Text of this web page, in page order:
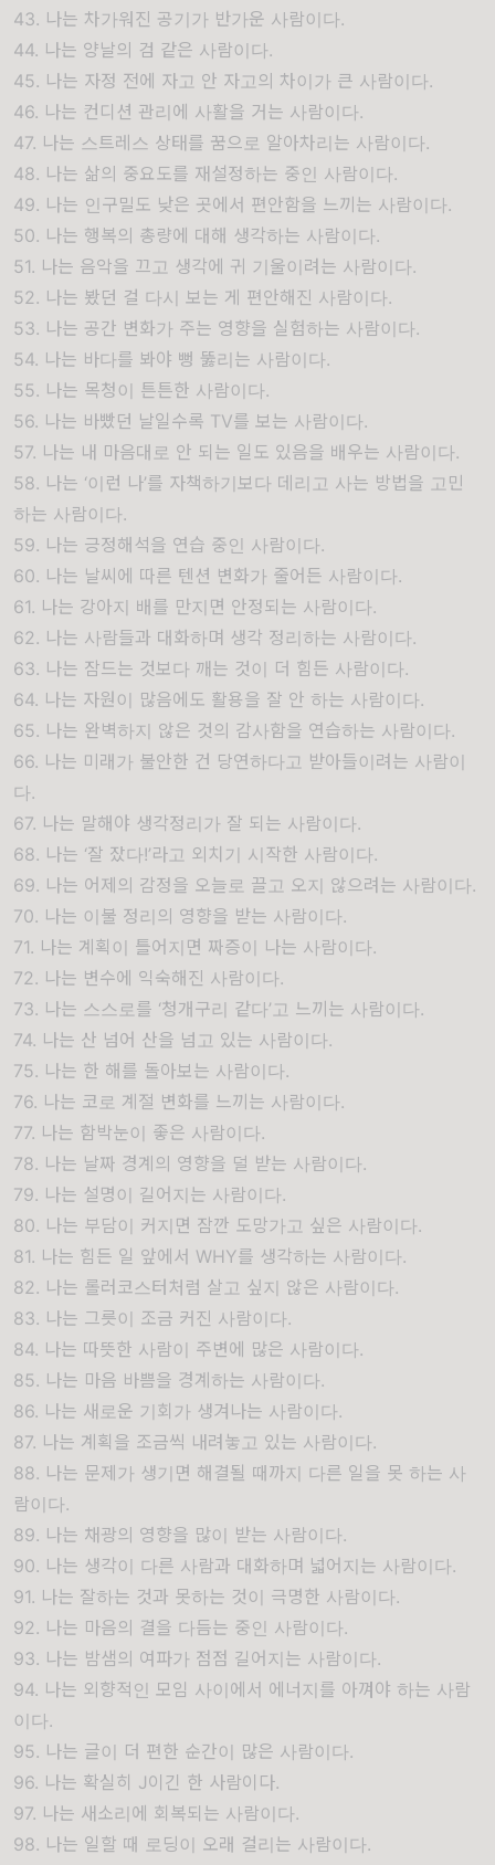
43. 나는 차가워진 공기가 반가운 사람이다.
44. 나는 양날의 검 같은 사람이다.
45. 나는 자정 전에 자고 안 자고의 차이가 큰 사람이다.
46. 나는 컨디션 관리에 사활을 거는 사람이다.
47. 나는 스트레스 상태를 꿈으로 알아차리는 사람이다.
48. 나는 삶의 중요도를 재설정하는 중인 사람이다.
49. 나는 인구밀도 낮은 곳에서 편안함을 느끼는 사람이다.
50. 나는 행복의 총량에 대해 생각하는 사람이다.
51. 나는 음악을 끄고 생각에 귀 기울이려는 사람이다.
52. 나는 봤던 걸 다시 보는 게 편안해진 사람이다.
53. 나는 공간 변화가 주는 영향을 실험하는 사람이다.
54. 나는 바다를 봐야 뻥 뚫리는 사람이다.
55. 나는 목청이 튼튼한 사람이다.
56. 나는 바빴던 날일수록 TV를 보는 사람이다.
57. 나는 내 마음대로 안 되는 일도 있음을 배우는 사람이다.
58. 나는 ‘이런 나’를 자책하기보다 데리고 사는 방법을 고민
하는 사람이다.
59. 나는 긍정해석을 연습 중인 사람이다.
60. 나는 날씨에 따른 텐션 변화가 줄어든 사람이다.
61. 나는 강아지 배를 만지면 안정되는 사람이다.
62. 나는 사람들과 대화하며 생각 정리하는 사람이다.
63. 나는 잠드는 것보다 깨는 것이 더 힘든 사람이다.
64. 나는 자원이 많음에도 활용을 잘 안 하는 사람이다.
65. 나는 완벽하지 않은 것의 감사함을 연습하는 사람이다.
66. 나는 미래가 불안한 건 당연하다고 받아들이려는 사람이
다.
67. 나는 말해야 생각정리가 잘 되는 사람이다.
68. 나는 ‘잘 잤다!’라고 외치기 시작한 사람이다.
69. 나는 어제의 감정을 오늘로 끌고 오지 않으려는 사람이다.
70. 나는 이불 정리의 영향을 받는 사람이다.
71. 나는 계획이 틀어지면 짜증이 나는 사람이다.
72. 나는 변수에 익숙해진 사람이다.
73. 나는 스스로를 ‘청개구리 같다’고 느끼는 사람이다.
74. 나는 산 넘어 산을 넘고 있는 사람이다.
75. 나는 한 해를 돌아보는 사람이다.
76. 나는 코로 계절 변화를 느끼는 사람이다.
77. 나는 함박눈이 좋은 사람이다.
78. 나는 날짜 경계의 영향을 덜 받는 사람이다.
79. 나는 설명이 길어지는 사람이다.
80. 나는 부담이 커지면 잠깐 도망가고 싶은 사람이다.
81. 나는 힘든 일 앞에서 WHY를 생각하는 사람이다.
82. 나는 롤러코스터처럼 살고 싶지 않은 사람이다.
83. 나는 그릇이 조금 커진 사람이다.
84. 나는 따뜻한 사람이 주변에 많은 사람이다.
85. 나는 마음 바쁨을 경계하는 사람이다.
86. 나는 새로운 기회가 생겨나는 사람이다.
87. 나는 계획을 조금씩 내려놓고 있는 사람이다.
88. 나는 문제가 생기면 해결될 때까지 다른 일을 못 하는 사
람이다.
89. 나는 채광의 영향을 많이 받는 사람이다.
90. 나는 생각이 다른 사람과 대화하며 넓어지는 사람이다.
91. 나는 잘하는 것과 못하는 것이 극명한 사람이다.
92. 나는 마음의 결을 다듬는 중인 사람이다.
93. 나는 밤샘의 여파가 점점 길어지는 사람이다.
94. 나는 외향적인 모임 사이에서 에너지를 아껴야 하는 사람
이다.
95. 나는 글이 더 편한 순간이 많은 사람이다.
96. 나는 확실히 J이긴 한 사람이다.
97. 나는 새소리에 회복되는 사람이다.
98. 나는 일할 때 로딩이 오래 걸리는 사람이다.